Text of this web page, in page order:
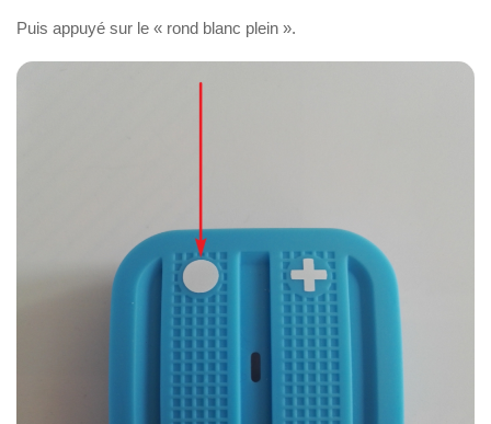
Puis appuyé sur le « rond blanc plein ».